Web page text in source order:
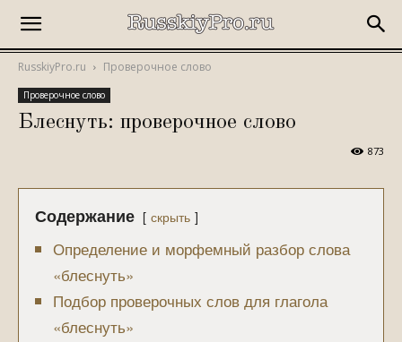
RusskiyPro.ru Проверочное слово
Проверочное слово
Блеснуть: проверочное слово
873
Содержание скрыть
Определение и морфемный разбор слова
«блеснуть»
Подбор проверочных слов для глагола
«блеснуть»